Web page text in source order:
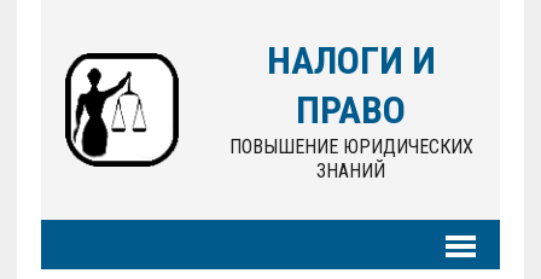
НАЛОГИ И
ПРАВО
ПОВЫШЕНИЕ ЮРИДИЧЕСКИХ
ЗНАНИЙ